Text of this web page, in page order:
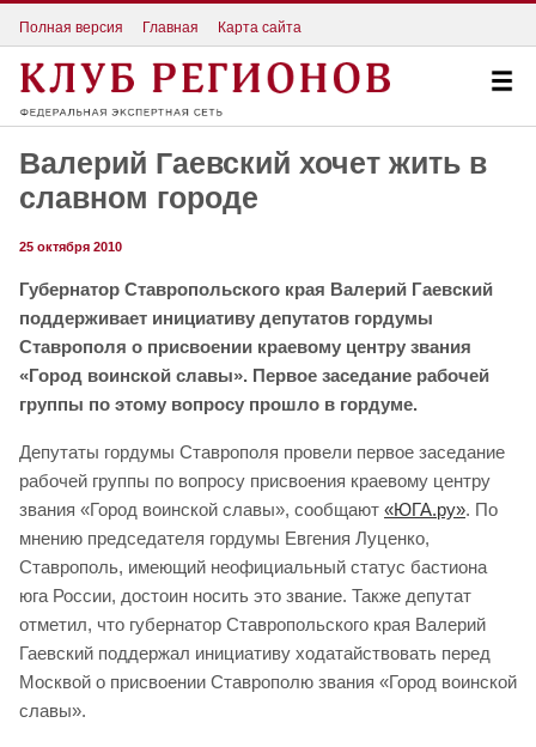
Полная версия Главная Карта сайта
Валерий Гаевский хочет жить в
славном городе
25 октября 2010
Губернатор Ставропольского края Валерий Гаевский
поддерживает инициативу депутатов гордумы
Ставрополя о присвоении краевому центру звания
«Город воинской славы». Первое заседание рабочей
группы по этому вопросу прошло в гордуме.
Депутаты гордумы Ставрополя провели первое заседание
рабочей группы по вопросу присвоения краевому центру
звания «Город воинской славы», сообщают «ЮГА.ру». По
мнению председателя гордумы Евгения Луценко,
Ставрополь, имеющий неофициальный статус бастиона
юга России, достоин носить это звание. Также депутат
отметил, что губернатор Ставропольского края Валерий
Гаевский поддержал инициативу ходатайствовать перед
Москвой о присвоении Ставрополю звания «Город воинской
славы».